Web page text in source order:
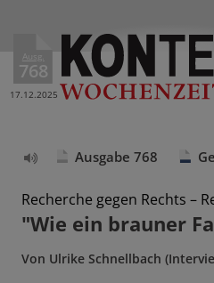
Ausg.
768
17.12.2025
vorlesen
Ausgabe 768
Recherche gegen Rechts –
"Wie ein brauner
Von Ulrike Schnellbach